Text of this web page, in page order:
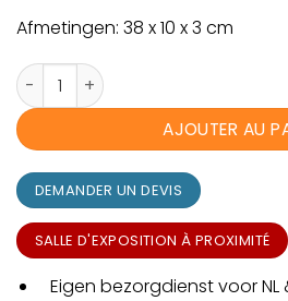
Afmetingen: 38 x 10 x 3 cm
quantité de Sauna Lepel
AJOUTER AU
DEMANDER UN DEVIS
SALLE D'EXPOSITION À PROXIMITÉ
Eigen bezorgdienst voor NL